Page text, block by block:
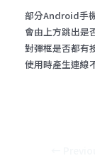
部分Android手
會由上方跳出是
對彈框是否都有
使用時產生連線